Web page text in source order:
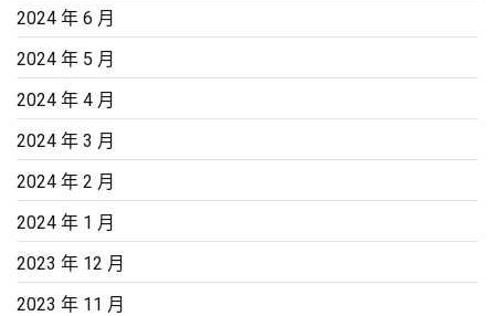
2024 年 6 月
2024 年 5 月
2024 年 4 月
2024 年 3 月
2024 年 2 月
2024 年 1 月
2023 年 12 月
2023 年 11 月